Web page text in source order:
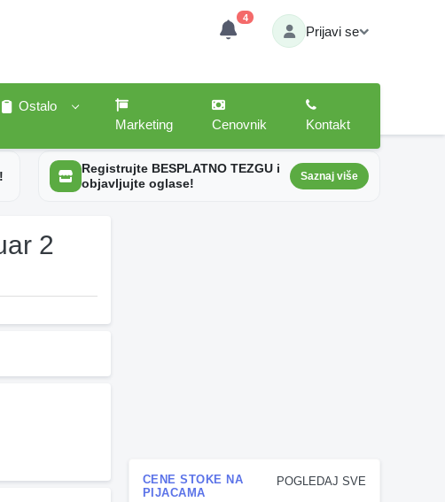
4
Prijavi se
Ostalo
Marketing
Cenovnik Kontakt
Registrujte BESPLATNO TEZGU i
objavljujte oglase!
Saznaj više
2
POGLEDAJ SVE
CENE STOKE NA
PIJACAMA